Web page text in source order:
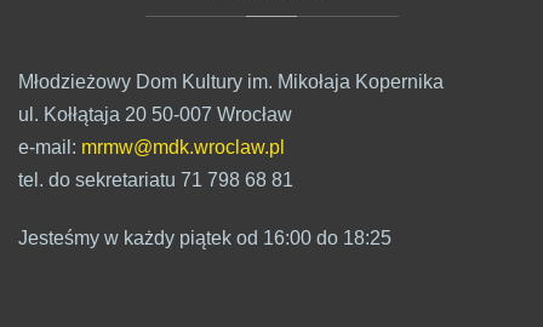
Młodzieżowy Dom Kultury im. Mikołaja Kopernika
ul. Kołłątaja 20 50-007 Wrocław
e-mail: mrmw@mdk.wroclaw.pl
tel. do sekretariatu 71 798 68 81
Jesteśmy w każdy piątek od 16:00 do 18:25